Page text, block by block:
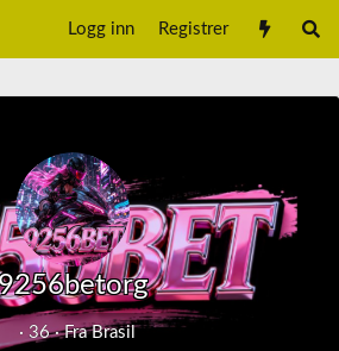
Logg inn Registrer
· 36·FraBrasil